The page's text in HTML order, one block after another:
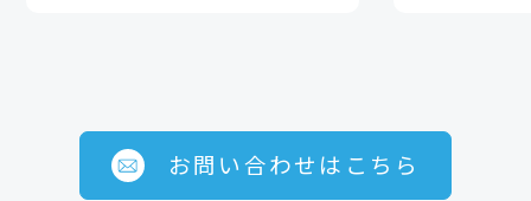
お問い合わせはこちら